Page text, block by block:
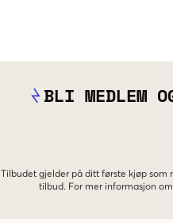
BLI MEDLEM
Tilbudet gjelder på ditt første kjøp som
tilbud. For mer informasjon